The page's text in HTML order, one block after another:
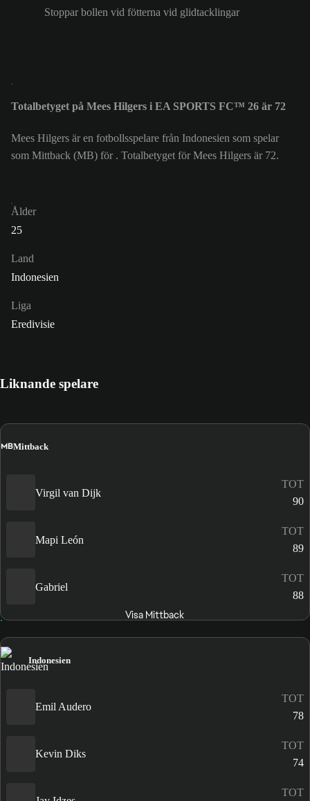
Stoppar bollen vid fötterna vid glidtacklingar
Totalbetyget på Mees Hilgers i EA SPORTS FC™ 26 är 72
Mees Hilgers är en fotbollsspelare från Indonesien som spelar
som Mittback (MB) för . Totalbetyget för Mees Hilgers är 72.
Ålder
25
Land
Indonesien
Liga
Eredivisie
Liknande spelare
MBMittback
Virgil van Dijk
TOT
90
Mapi León
TOT
89
Gabriel
TOT
88
Visa Mittback
Indonesien
Emil Audero
TOT
78
Kevin Diks
TOT
74
TOT